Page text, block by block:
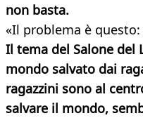
non basta.
«Il problema è questo:
Il tema del Salone del
mondo salvato dai
ragazzini sono al
salvare il mondo,